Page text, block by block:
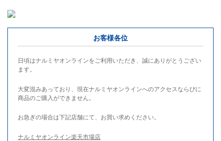
お客様各位
日頃はナルミヤオンラインをご利用いただき、誠にありがとうござい
ます。
大変混みあっており、現在ナルミヤオンラインへのアクセスならびに
商品のご購入ができません。
お急ぎの場合は下記店舗にて、お買い求めください。
ナルミヤオンライン楽天市場店